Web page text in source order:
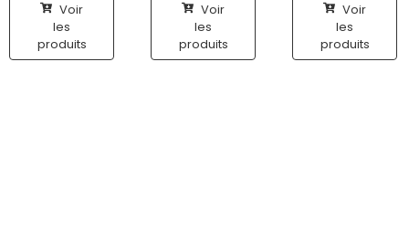
Voir
les
produits
Voir
les
produits
Voir
les
produits